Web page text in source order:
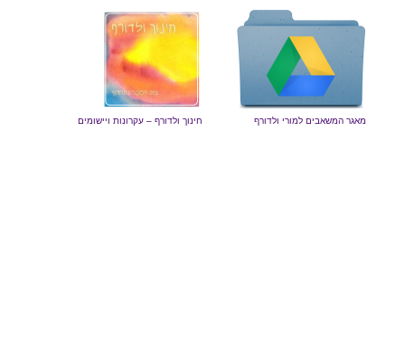
חינוך ולדורף – עקרונות ויישומים מאגר המשאבים למורי ולדורף